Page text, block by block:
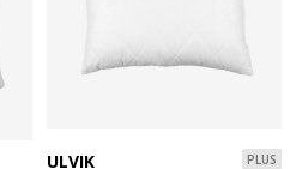
ULVIK PLUS